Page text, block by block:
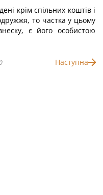
крім спільних коштів і
то частка у цьому
є його особистою
Наступна